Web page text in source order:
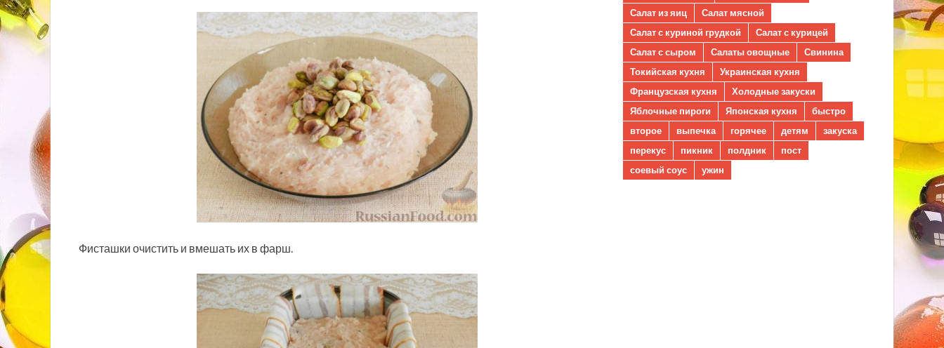
Фисташки очистить и вмешать их в фарш.
Салат из яиц
Салат мясной
Салат с куриной грудкой
Салат с курицей
Салат с сыром
Салаты овощные
Свинина
Токийская кухня
Украинская кухня
Французская кухня
Холодные закуски
Яблочные пироги
Японская кухня
быстро
второе
выпечка горячее детям
закуска
перекус
пикник полдник
пост
соевый соус
ужин